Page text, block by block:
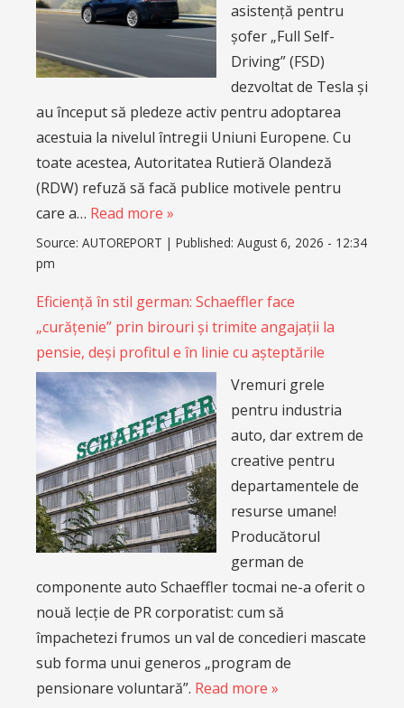
asistență pentru
șofer „Full Self-
Driving” (FSD)
dezvoltat de Tesla și
au început să pledeze activ pentru adoptarea
acestuia la nivelul întregii Uniuni Europene. Cu
toate acestea, Autoritatea Rutieră Olandeză
(RDW) refuză să facă publice motivele pentru
care a… Read more »
Source: AUTOREPORT | Published: August 6, 2026 - 12:34
pm
Eficiență în stil german: Schaeffler face
„curățenie” prin birouri și trimite angajații la
pensie, deși profitul e în linie cu așteptările
Vremuri grele
pentru industria
auto, dar extrem de
creative pentru
departamentele de
resurse umane!
Producătorul
german de
componente auto Schaeffler tocmai ne-a oferit o
nouă lecție de PR corporatist: cum să
împachetezi frumos un val de concedieri mascate
sub forma unui generos „program de
pensionare voluntară”. Read more »